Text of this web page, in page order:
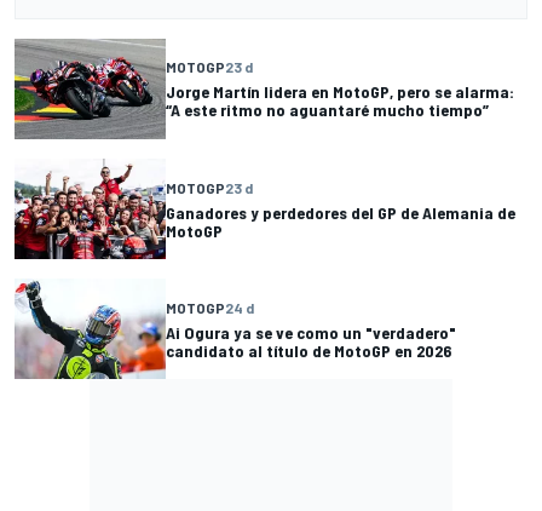
MOTOGP23 d
Jorge Martín lidera en MotoGP, pero se alarma:
“A este ritmo no aguantaré mucho tiempo”
MOTOGP23 d
Ganadores y perdedores del GP de Alemania de
MotoGP
MOTOGP24 d
Ai Ogura ya se ve como un "verdadero"
candidato al título de MotoGP en 2026